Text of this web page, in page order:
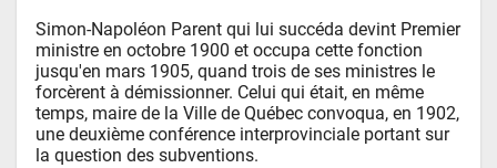
Simon-Napoléon Parent qui lui succéda devint Premier
ministre en octobre 1900 et occupa cette fonction
jusqu'en mars 1905, quand trois de ses ministres le
forcèrent à démissionner. Celui qui était, en même
temps, maire de la Ville de Québec convoqua, en 1902,
une deuxième conférence interprovinciale portant sur
la question des subventions.